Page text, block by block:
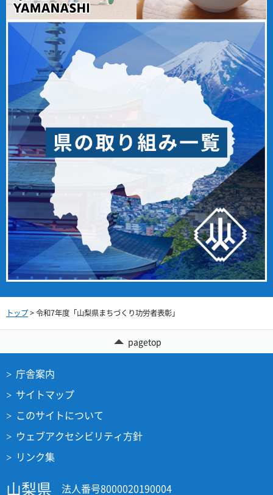
トップ> 令和7年度「山梨県まちづくり功労者表彰」
pagetop
庁舎案内
サイトマップ
このサイトについて
ウェブアクセシビリティ方針
リンク集
山梨県 法人番号8000020190004